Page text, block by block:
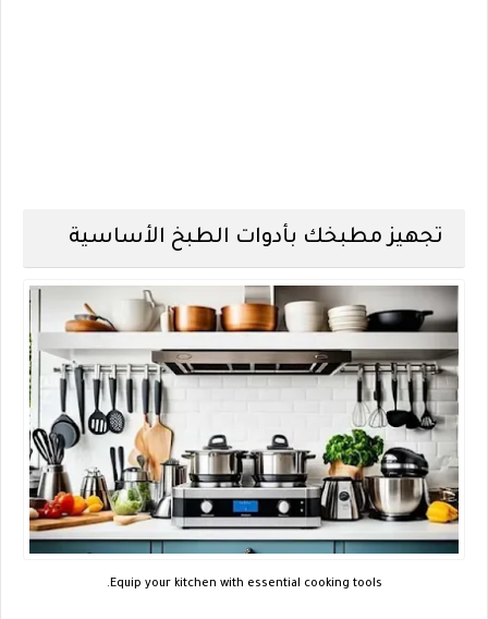
تجهيز مطبخك بأدوات الطبخ الأساسية
Equip your kitchen with essential cooking tools.